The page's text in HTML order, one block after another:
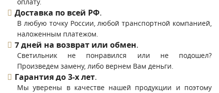
Доставка по всей РФ.
В любую точку России, любой транспортной компанией,
наложенным платежом.
7 дней на возврат или обмен.
Светильник не понравился или не подошел?
Произведем замену, либо вернем Вам деньги.
Гарантия до 3-х лет.
Мы уверены в качестве нашей продукции и поэтому